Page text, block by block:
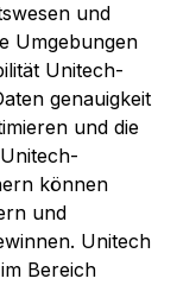
und
Umgebungen
Unitech-
genauigkeit
und die
können
und
Unitech
Bereich